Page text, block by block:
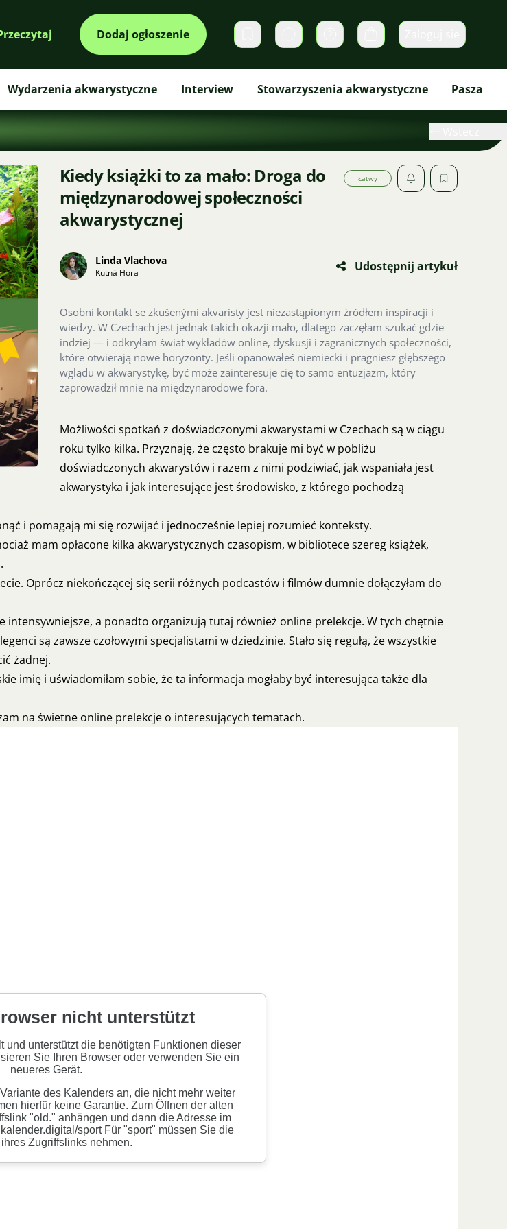
Dodaj ogłoszenie Prywatne wiadomości
Koszyk
Wydarzenia akwarystyczne Interview Stowarzyszenia akwarystyczne Pasza
Kiedy książki to za mało: Droga do
międzynarodowej społeczności
akwarystycznej
Łatwy
Linda Vlachova
Kutná Hora Udostępnij artykuł
Osobní kontakt se zkušenými akvaristy jest niezastąpionym źródłem inspiracji i
wiedzy. W Czechach jest jednak takich okazji mało, dlatego zaczęłam szukać gdzie
indziej — i odkryłam świat wykładów online, dyskusji i zagranicznych społeczności,
które otwierają nowe horyzonty. Jeśli opanowałeś niemiecki i pragniesz głębszego
wglądu w akwarystykę, być może zainteresuje cię to samo entuzjazm, który
zaprowadził mnie na międzynarodowe fora.
Możliwości spotkań z doświadczonymi akwarystami w Czechach są w ciągu
roku tylko kilka. Przyznaję, że często brakuje mi być w pobliżu
doświadczonych akwarystów i razem z nimi podziwiać, jak wspaniała jest
akwarystyka i jak interesujące jest środowisko, z którego pochodzą
i pomagają mi się rozwijać i jednocześnie lepiej rozumieć konteksty.
mam opłacone kilka akwarystycznych czasopism, w bibliotece szereg książek,
Oprócz niekończącej się serii różnych podcastów i filmów dumnie dołączyłam do
intensywniejsze, a ponadto organizują tutaj również online prelekcje. W tych chętnie
są zawsze czołowymi specjalistami w dziedzinie. Stało się regułą, że wszystkie
żadnej.
imię i uświadomiłam sobie, że ta informacja mogłaby być interesująca także dla
na świetne online prelekcje o interesujących tematach.